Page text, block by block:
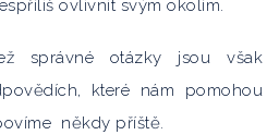
ovlivnit svým okolím.
správné otázky jsou však
které nám pomohou
někdy příště.